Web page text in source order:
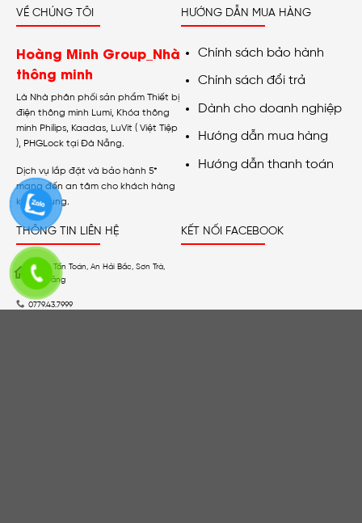
VỀ CHÚNG TÔI
Hoàng Minh Group_Nhà
thông minh
Là Nhà phân phối sản phẩm Thiết bị
điện thông minh Lumi, Khóa thông
minh Philips, Kaadas, LuVit ( Việt Tiệp
), PHGLock tại Đà Nẵng.
Dịch vụ lắp đặt và bảo hành 5*
mang đến an tâm cho khách hàng
khi sử dụng.
HƯỚNG DẪN MUA HÀNG
Chính sách bảo hành
Chính sách đổi trả
Dành cho doanh nghiệp
Hướng dẫn mua hàng
Hướng dẫn thanh toán
THÔNG TIN LIÊN HỆ
01 Lê Tấn Toán, An Hải Bắc, Sơn Trà,
Đà Nẵng
0779.43.7999
KẾT NỐI FACEBOOK